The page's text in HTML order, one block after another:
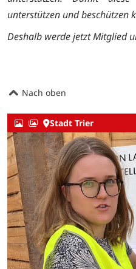
unterstützen und beschützen
Deshalb werde jetzt Mitglied
Nach oben
Stadt Trier